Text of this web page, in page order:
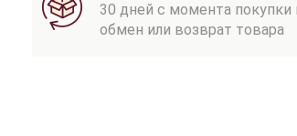
30 дней с момента покупки
обмен или возврат товара